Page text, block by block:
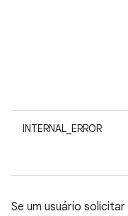
INTERNAL_ERROR
Se um usuário